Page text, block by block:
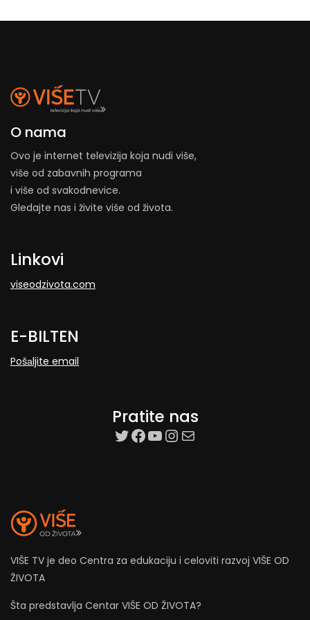
O nama
Ovo je internet televizija koja nudi više,
više od zabavnih programa
i više od svakodnevice.
Gledajte nas i živite više od života.
Linkovi
viseodzivota.com
E-BILTEN
Pošаljite email
Pratite nas
target=”_blank”
Facebook
YouTube
Instagram
Mail
VIŠE TV je deo Centra za edukaciju i celoviti razvoj VIŠE OD
ŽIVOTA
Šta predstavlja Centar VIŠE OD ŽIVOTA?